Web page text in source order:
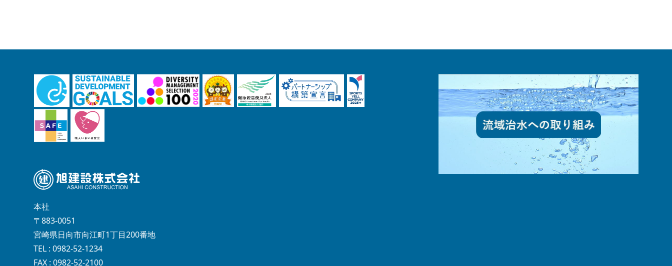
本社
〒883-0051
宮崎県日向市向江町1丁目200番地
TEL : 0982-52-1234
FAX : 0982-52-2100